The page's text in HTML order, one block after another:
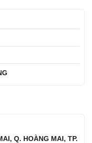
Q. HOÀNG MAI, TP.